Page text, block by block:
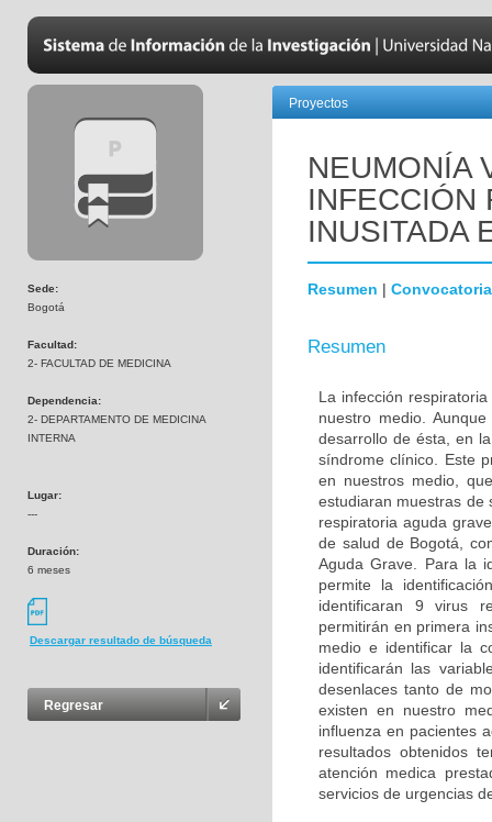
Sede:
Bogotá
Facultad:
2- FACULTAD DE MEDICINA
Dependencia:
2- DEPARTAMENTO DE MEDICINA
INTERNA
Lugar:
---
Duración:
6 meses
Descargar resultado de búsqueda
Regresar
Proyectos
NEUMONÍA
INFECCIÓN
INUSITADA
Resumen | Convocatoria
Resumen
La infección
nuestro medio.
desarrollo de ésta, en
síndrome clínico. Este
en nuestros medio,
estudiaran muestras de
respiratoria aguda
de salud de Bogotá,
Aguda Grave. Para la
permite la
identificaran 9 virus
permitirán en primera
medio e identificar la
identificarán las
desenlaces tanto de
existen en nuestro
influenza en pacientes
resultados obtenidos
atención medica
servicios de urgencias